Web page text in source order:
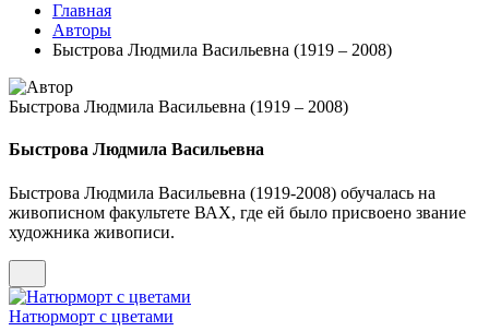
Главная
Авторы
Быстрова Людмила Васильевна (1919 – 2008)
Быстрова Людмила Васильевна (1919 – 2008)
Быстрова Людмила Васильевна
Быстрова Людмила Васильевна (1919-2008) обучалась на
живописном факультете ВАХ, где ей было присвоено звание
художника живописи.
Натюрморт с цветами